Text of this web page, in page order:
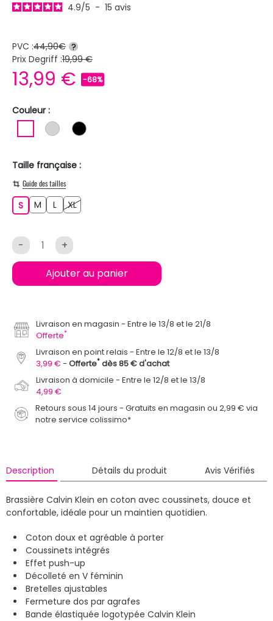
4.9/5 - 15 avis
PVC :44,90€ ?
Prix Degriff :19,99 €
13,99 € -68%
Couleur :
BLANCGRIS CLAIR
NOIR
Taille française :
Guide des tailles
SS M L XLXL
- +
Ajouter au panier
Livraison en magasin
Entre le 13/8 et le 21/8
Offerte*
Livraison en point relais
Entre le 12/8 et le 13/8
3,99 €
Offerte* dès 85 € d'achat
Livraison à domicile
Entre le 12/8 et le 13/8
4,99 €
Retours sous 14 jours - Gratuits en magasin ou 2,99 € via
notre service colissimo*
Description Détails du produit Avis Vérifiés
Brassière Calvin Klein en coton avec coussinets, douce et
confortable, idéale pour un maintien quotidien.
Coton doux et agréable à porter
Coussinets intégrés
Effet push-up
Décolleté en V féminin
Bretelles ajustables
Fermeture dos par agrafes
Bande élastiquée logotypée Calvin Klein